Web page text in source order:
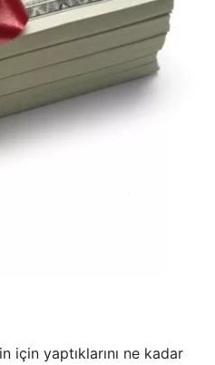
için yaptıklarını ne kadar